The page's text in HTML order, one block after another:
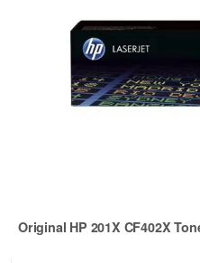
Original HP 201X CF402X
Zur Artikelbewertung